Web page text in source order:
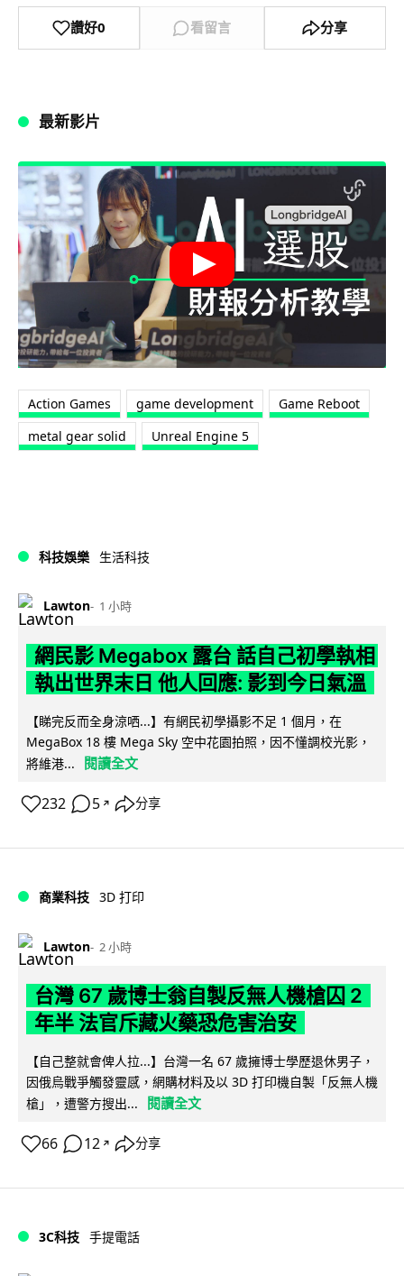
讚好0 看留言 分享
最新影片
Action Games game development
Game Reboot
metal gear solid
Unreal Engine 5
科技娛樂 生活科技
Lawton 1 小時
網民影 Megabox 露台 話自己初學執相
執出世界末日 他人回應: 影到今日氣溫
【睇完反而全身涼哂...】有網民初學攝影不足 1 個月，在
MegaBox 18 樓 Mega Sky 空中花園拍照，因不懂調校光影，
將維港...
閱讀全文
232 5 ↗ 分享
商業科技 3D 打印
Lawton 2 小時
台灣 67 歲博士翁自製反無人機槍囚 2
年半 法官斥藏火藥恐危害治安
【自己整就會俾人拉...】台灣一名 67 歲擁博士學歷退休男子，
因俄烏戰爭觸發靈感，網購材料及以 3D 打印機自製「反無人機
槍」，遭警方搜出...
閱讀全文
66 12 ↗ 分享
3C科技 手提電話